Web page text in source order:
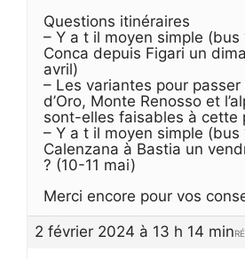
Questions itinéraires
– Y a t il moyen simple (bus
Conca depuis Figari un
avril)
– Les variantes pour
d’Oro, Monte Renosso et
sont-elles faisables à cette
– Y a t il moyen simple (bus
Calenzana à Bastia un
? (10-11 mai)
Merci encore pour vos
2 février 2024 à 13 h 14 min